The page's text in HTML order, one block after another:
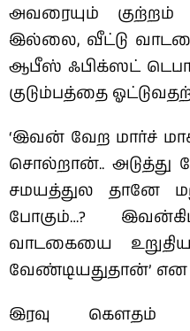
அவரையும்
இல்லை, வீட்டு
ஆபீஸ் ஃபிக்ஸட்
குடும்பத்தை
‘இவன் வேற மார்ச்
சொல்றான்.. அடுத்து
சமயத்துல தானே
போகும்…?
வாடகையை
வேண்டியதுதான்’ என
இரவு கௌதம்